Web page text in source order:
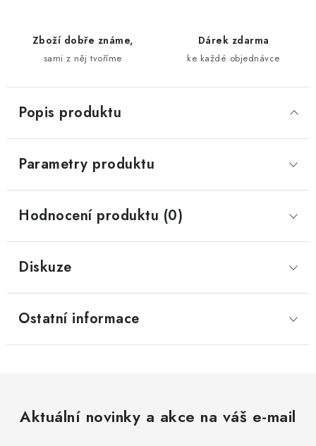
Zboží dobře známe,
sami z něj tvoříme
Dárek zdarma
ke každé objednávce
Popis produktu
Parametry produktu
Hodnocení produktu (0)
Diskuze
Ostatní informace
Aktuální novinky a akce na váš e-mail